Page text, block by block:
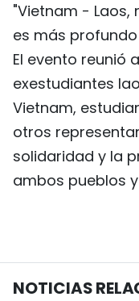
"Vietnam - Laos,
es más profundo
El evento reunió
exestudiantes
Vietnam,
otros
solidaridad y la
ambos pueblos
NOTICIAS